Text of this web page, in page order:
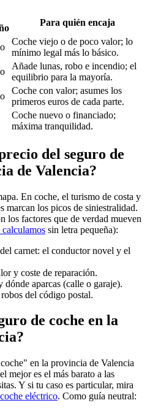
Para quién encaja
Coche viejo o de poco valor; lo
mínimo legal más lo básico.
Añade lunas, robo e incendio; el
equilibrio para la mayoría.
Coche con valor; asumes los
primeros euros de cada parte.
Coche nuevo o financiado;
máxima tranquilidad.
del seguro de
de Valencia?
En coche, el turismo de costa y
marcan los picos de siniestralidad.
los factores que de verdad mueven
sin letra pequeña):
carnet: el conductor novel y el
y coste de reparación.
aparcas (calle o garaje).
del código postal.
de coche en la
en la provincia de Valencia
mejor es el más barato a las
Y si tu caso es particular, mira
coche eléctrico. Como guía neutral: